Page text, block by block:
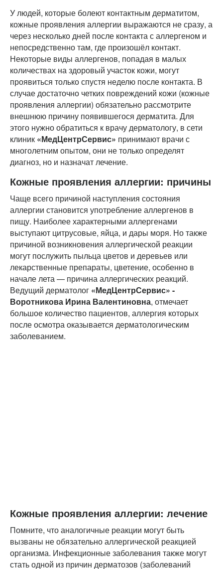
У людей, которые болеют контактным дерматитом,
кожные проявления аллергии выражаются не сразу, а
через несколько дней после контакта с аллергеном и
непосредственно там, где произошёл контакт.
Некоторые виды аллергенов, попадая в малых
количествах на здоровый участок кожи, могут
проявиться только спустя неделю после контакта. В
случае достаточно четких повреждений кожи (кожные
проявления аллергии) обязательно рассмотрите
внешнюю причину появившегося дерматита. Для
этого нужно обратиться к врачу дерматологу, в сети
клиник «МедЦентрСервис» принимают врачи с
многолетним опытом, они не только определят
диагноз, но и назначат лечение.
Кожные проявления аллергии: причины
Чаще всего причиной наступления состояния
аллергии становится употребление аллергенов в
пищу. Наиболее характерными аллергенами
выступают цитрусовые, яйца, и дары моря. Но также
причиной возникновения аллергической реакции
могут послужить пыльца цветов и деревьев или
лекарственные препараты, цветение, особенно в
начале лета — причина аллергических реакций.
Ведущий дерматолог «МедЦентрСервис» -
Воротникова Ирина Валентиновна, отмечает
большое количество пациентов, аллергия которых
после осмотра оказывается дерматологическим
заболеванием.
Кожные проявления аллергии: лечение
Помните, что аналогичные реакции могут быть
вызваны не обязательно аллергической реакцией
организма. Инфекционные заболевания также могут
стать одной из причин дерматозов (заболеваний